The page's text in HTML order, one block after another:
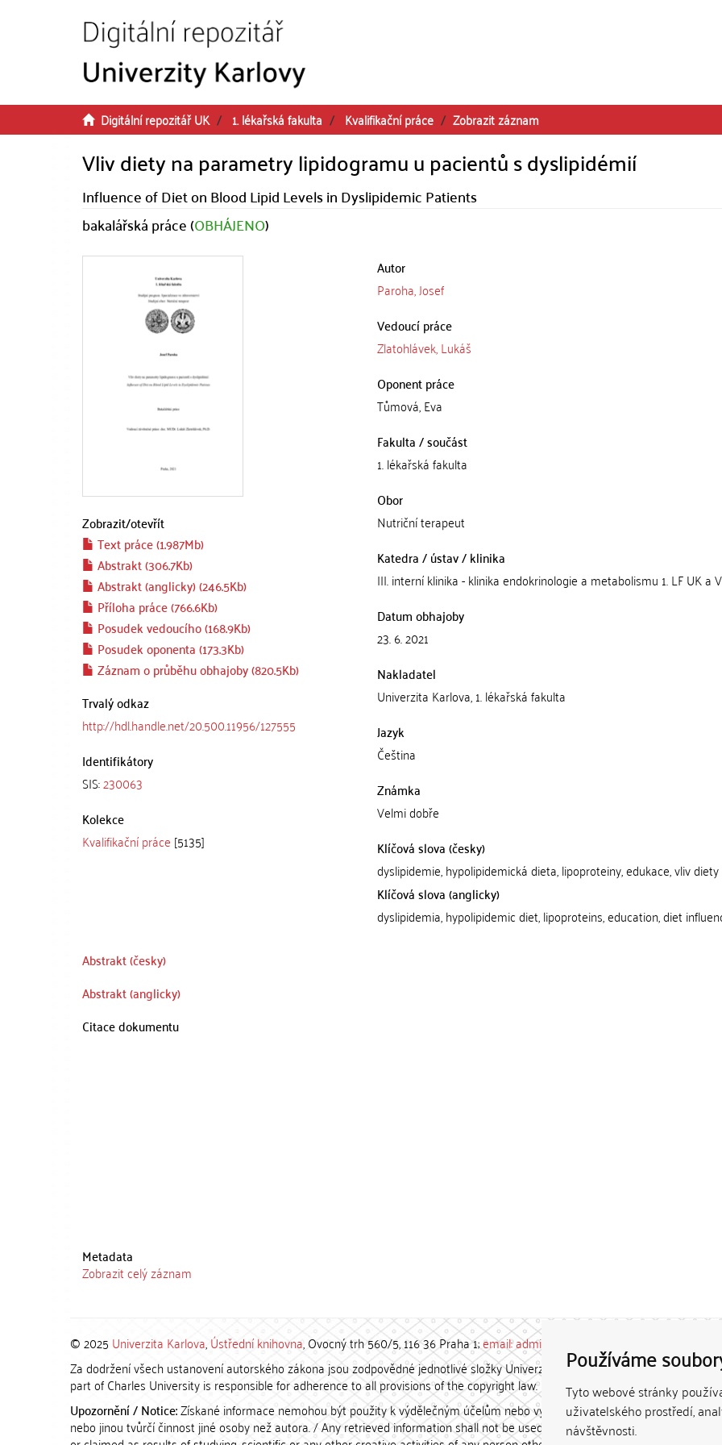
Používáme
Tyto webové stránky
uživatelského prostředí,
návštěvnosti.
Digitální repozitář UK 1. lékařská fakulta Kvalifikační práce Zobrazit záznam
Vliv diety na parametry lipidogramu u pacientů s dyslipidémií
Influence of Diet on Blood Lipid Levels in Dyslipidemic Patients
bakalářská práce (OBHÁJENO)
Zobrazit/otevřít
Text práce (1.987Mb)
Abstrakt (306.7Kb)
Abstrakt (anglicky) (246.5Kb)
Příloha práce (766.6Kb)
Posudek vedoucího (168.9Kb)
Posudek oponenta (173.3Kb)
Záznam o průběhu obhajoby (820.5Kb)
Trvalý odkaz
http://hdl.handle.net/20.500.11956/127555
Identifikátory
SIS:230063
Kolekce
Kvalifikační práce [5135]
Autor
Paroha, Josef
Vedoucí práce
Zlatohlávek, Lukáš
Oponent práce
Tůmová, Eva
Fakulta / součást
1. lékařská fakulta
Obor
Nutriční terapeut
Katedra / ústav / klinika
III. interní klinika - klinika endokrinologie a metabolismu 1. LF UK a
Datum obhajoby
23. 6. 2021
Nakladatel
Univerzita Karlova, 1. lékařská fakulta
Jazyk
Čeština
Známka
Velmi dobře
Klíčová slova (česky)
dyslipidemie, hypolipidemická dieta, lipoproteiny, edukace, vliv diety
Klíčová slova (anglicky)
dyslipidemia, hypolipidemic diet, lipoproteins, education, diet
Abstrakt (česky)
Abstrakt (anglicky)
Citace dokumentu
Metadata
Zobrazit celý záznam
© 2025 Univerzita Karlova,Ústřední knihovna, Ovocný trh 560/5, 116 36 Praha 1;email: admin-repozitar [at] cuni.cz
Za dodržení všech ustanovení autorského zákona jsou zodpovědné jednotlivé složky Univerzity Karlovy. / Each constituent
part of Charles University is responsible for adherence to all provisions of the copyright law.
Upozornění / Notice:Získané informace nemohou být použity k výdělečným účelům nebo vydávány za studijní, vědeckou
nebo jinou tvůrčí činnost jiné osoby než autora. / Any retrieved information shall not be used for any commercial purposes